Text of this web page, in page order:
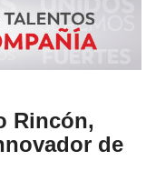
Rincón,
de